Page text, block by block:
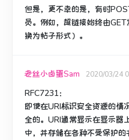
但是，更不幸的是，有时
员。 例如，超链接始终由
换为帖子形式）。
老丝小卤蛋Sam 2020/03/24
RFC7231：
即使在URI标识安全资源的情
全的。URI通常显示在显示器
中，并存储在各种不受保护